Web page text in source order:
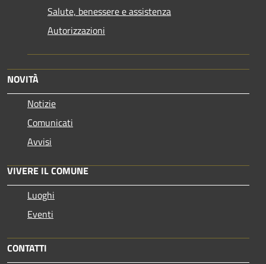
Salute, benessere e assistenza
Autorizzazioni
NOVITÀ
Notizie
Comunicati
Avvisi
VIVERE IL COMUNE
Luoghi
Eventi
CONTATTI